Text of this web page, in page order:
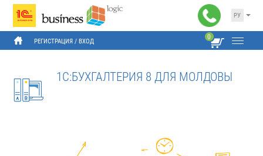
РУ
РЕГИСТРАЦИЯ / ВХОД
0
1С:БУХГАЛТЕРИЯ 8 ДЛЯ МОЛДОВЫ